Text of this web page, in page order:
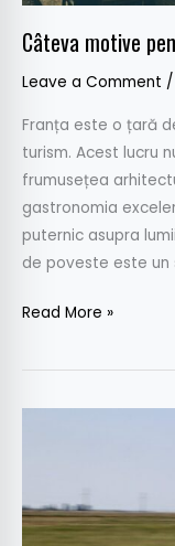
Câteva motive
Leave a Comment /
Franța este o țară
turism. Acest lucru
frumusețea
gastronomia
puternic asupra
de poveste este
Read More »
Start
în